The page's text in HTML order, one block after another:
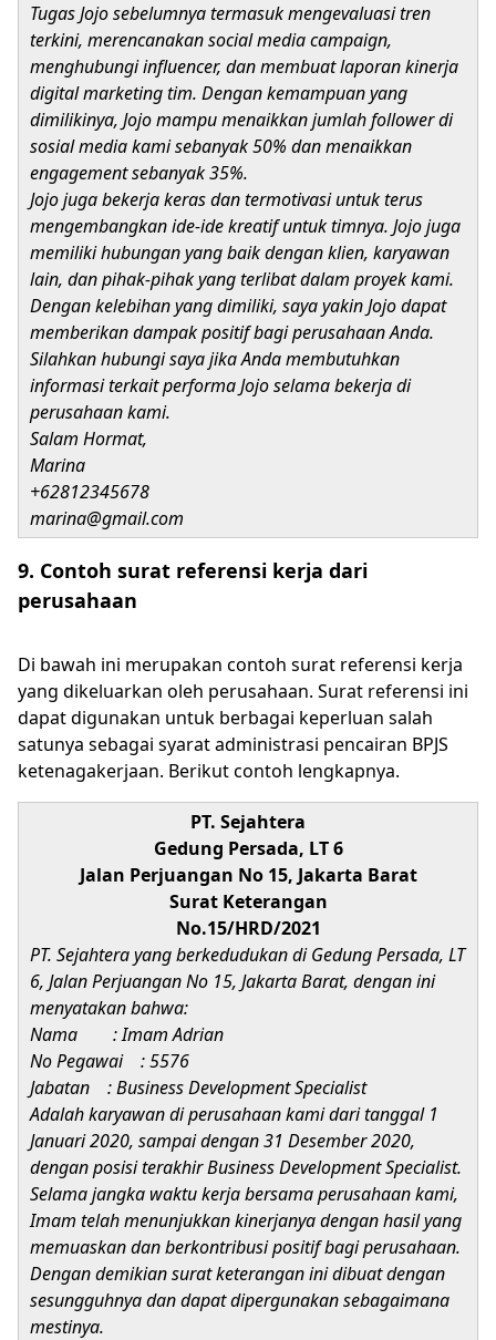
Tugas Jojo sebelumnya termasuk mengevaluasi tren
terkini, merencanakan social media campaign,
menghubungi influencer, dan membuat laporan kinerja
digital marketing tim. Dengan kemampuan yang
dimilikinya, Jojo mampu menaikkan jumlah follower di
sosial media kami sebanyak 50% dan menaikkan
engagement sebanyak 35%.
Jojo juga bekerja keras dan termotivasi untuk terus
mengembangkan ide-ide kreatif untuk timnya. Jojo juga
memiliki hubungan yang baik dengan klien, karyawan
lain, dan pihak-pihak yang terlibat dalam proyek kami.
Dengan kelebihan yang dimiliki, saya yakin Jojo dapat
memberikan dampak positif bagi perusahaan Anda.
Silahkan hubungi saya jika Anda membutuhkan
informasi terkait performa Jojo selama bekerja di
perusahaan kami.
Salam Hormat,
Marina
+62812345678
marina@gmail.com
9. Contoh surat referensi kerja dari
perusahaan
Di bawah ini merupakan contoh surat referensi kerja
yang dikeluarkan oleh perusahaan. Surat referensi ini
dapat digunakan untuk berbagai keperluan salah
satunya sebagai syarat administrasi pencairan BPJS
ketenagakerjaan. Berikut contoh lengkapnya.
PT. Sejahtera
Gedung Persada, LT 6
Jalan Perjuangan No 15, Jakarta Barat
Surat Keterangan
No.15/HRD/2021
PT. Sejahtera yang berkedudukan di Gedung Persada, LT
6, Jalan Perjuangan No 15, Jakarta Barat, dengan ini
menyatakan bahwa:
Nama : Imam Adrian
No Pegawai : 5576
Jabatan : Business Development Specialist
Adalah karyawan di perusahaan kami dari tanggal 1
Januari 2020, sampai dengan 31 Desember 2020,
dengan posisi terakhir Business Development Specialist.
Selama jangka waktu kerja bersama perusahaan kami,
Imam telah menunjukkan kinerjanya dengan hasil yang
memuaskan dan berkontribusi positif bagi perusahaan.
Dengan demikian surat keterangan ini dibuat dengan
sesungguhnya dan dapat dipergunakan sebagaimana
mestinya.